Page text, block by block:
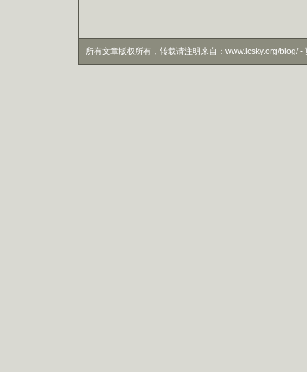
所有文章版权所有，转载请注明来自：www.lcsky.org/blog/